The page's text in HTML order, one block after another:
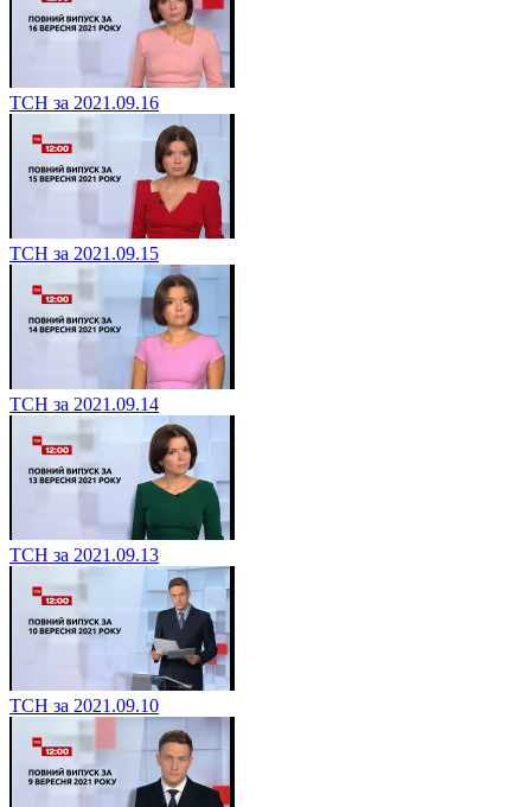
ТСН за 2021.09.16
ТСН за 2021.09.15
ТСН за 2021.09.14
ТСН за 2021.09.13
ТСН за 2021.09.10